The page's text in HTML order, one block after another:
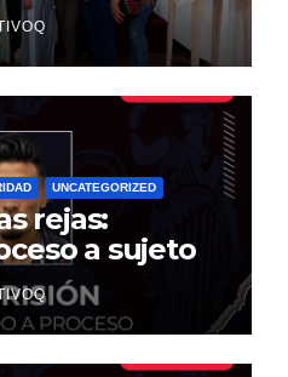
que entrelaza
Sierra Gorda
UNCATEGORIZED
rejas:
a sujeto
atraco en